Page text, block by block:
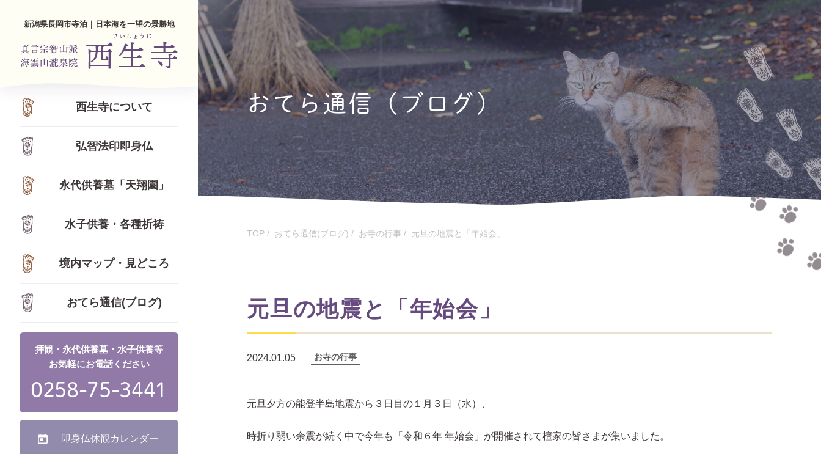
新潟県長岡市寺泊｜日本海を一望の景勝地
西生寺について
弘智法印即身仏
永代供養墓「天翔園」
水子供養・各種祈祷
境内マップ・見どころ
おてら通信(ブログ)
拝観・永代供養墓・水子供養等
お気軽にお電話ください
0258-75-3441
即身仏休観カレンダー
おてら通信（ブログ）
TOP / おてら通信(ブログ) / お寺の行事 / 元旦の地震と「年始会」
元旦の地震と「年始会」
2024.01.05 お寺の行事
元旦夕方の能登半島地震から３日目の１月３日（水）、
時折り弱い余震が続く中で今年も「令和６年 年始会」が開催されて檀家の皆さまが集いました。